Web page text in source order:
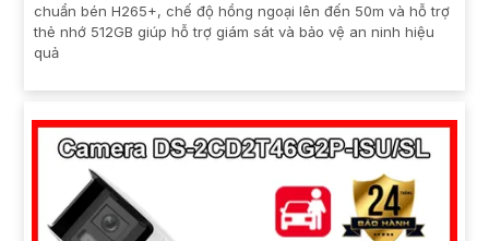
chuẩn bén H265+, chế độ hồng ngoại lên đến 50m và hỗ trợ
thẻ nhớ 512GB giúp hỗ trợ giám sát và bảo vệ an ninh hiệu
quả